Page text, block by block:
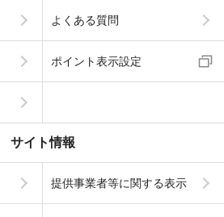
よくある質問
ポイント表示設定
サイト情報
提供事業者等に関する表示